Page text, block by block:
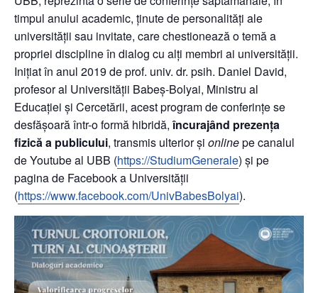
timpul anului academic, ținute de personalități ale
universității sau invitate, care chestionează o temă a
propriei discipline în dialog cu alți membri ai universității.
Inițiat în anul 2019 de prof. univ. dr. psih. Daniel David,
profesor al Universității Babeș-Bolyai, Ministru al
Educației și Cercetării, acest program de conferințe se
desfășoară într-o formă hibridă,încurajând prezența
fizică a publicului, transmis ulterior și onlinepe canalul
de Youtube al UBB (https://StudiumGenerale) și pe
pagina de Facebook a Universității
(https://www.facebook.com/UnivBabesBolyai).